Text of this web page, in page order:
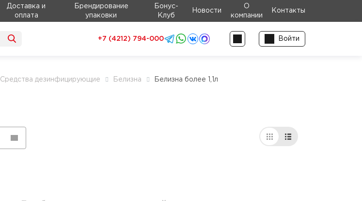
Доставка и
оплата
Брендирование
упаковки
Бонус-
Клуб
Новости
О
компании
Контакты
+7 (4212) 794-000 Войти
Средства дезинфицирующие Белизна Белизна более 1,1л